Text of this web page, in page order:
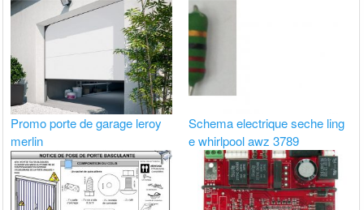
Promo porte de garage leroy
merlin
Schema electrique seche ling
e whirlpool awz 3789